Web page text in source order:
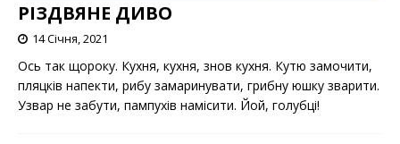
РІЗДВЯНЕ ДИВО
14 Січня, 2021
Ось так щороку. Кухня, кухня, знов кухня. Кутю замочити,
пляцків напекти, рибу замаринувати, грибну юшку зварити.
Узвар не забути, пампухів намісити. Йой, голубці!